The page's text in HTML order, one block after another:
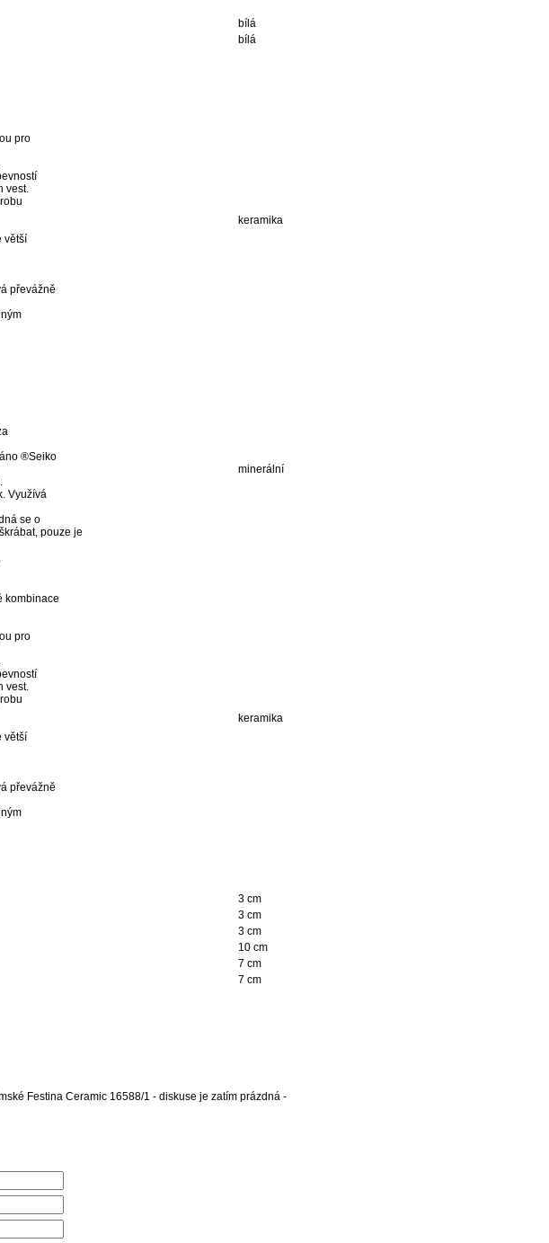
bílá
bílá
pro
vest.
větší
převážně
keramika
®Seiko
Využívá
se o
pouze je
minerální
kombinace
pro
vest.
větší
převážně
keramika
3 cm
3 cm
3 cm
10 cm
7 cm
7 cm
Festina Ceramic 16588/1 - diskuse je zatím prázdná -